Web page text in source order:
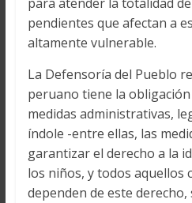
pendientes que afectan a
altamente vulnerable.
La Defensoría del Pueblo
peruano tiene la
medidas administrativas,
índole -entre ellas, las
garantizar el derecho a la
los niños, y todos aquellos
dependen de este